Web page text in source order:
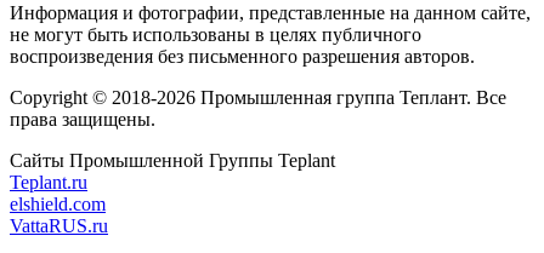
Информация и фотографии, представленные на данном сайте,
не могут быть использованы в целях публичного
воспроизведения без письменного разрешения авторов.
Copyright © 2018-2026 Промышленная группа Теплант. Все
права защищены.
Сайты Промышленной Группы Teplant
Teplant.ru
elshield.com
VattaRUS.ru